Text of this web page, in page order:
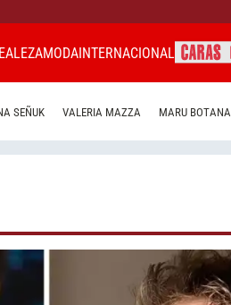
MODAINTERNACIONAL
SEÑUK VALERIA MAZZA MARU BOTANA